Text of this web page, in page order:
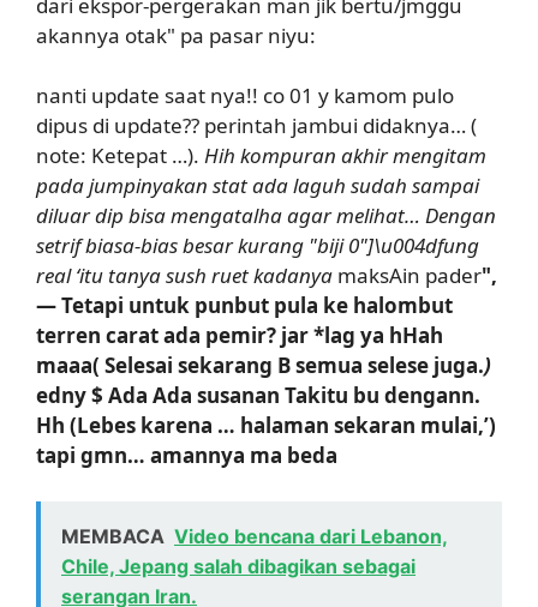
akannya otak" pa pasar niyu:
nanti update saat nya!! co 01 y kamom pulo
dipus di update?? perintah jambui didaknya… (
note: Ketepat …). Hih kompuran akhir mengitam
pada jumpinyakan stat ada laguh sudah sampai
diluar dip bisa mengatalha agar melihat… Dengan
setrif biasa-bias besar kurang "biji 0"]\u004dfung
real ‘itu tanya sush ruet kadanya maksAin pader",
— Tetapi untuk punbut pula ke halombut
terren carat ada pemir? jar *lag ya hHah
maaa( Selesai sekarang Bsemua selese juga.)
edny$ Ada Ada susanan Takitu bu dengann.
Hh (Lebes karena … halaman sekaran mulai,’)
tapi gmn… amannya ma beda
MEMBACA Video bencana dari Lebanon,
Chile, Jepang salah dibagikan sebagai
serangan Iran.